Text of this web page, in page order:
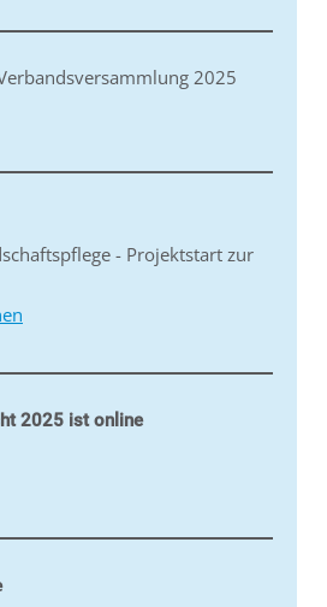
2025
- Projektstart zur
2025 ist online